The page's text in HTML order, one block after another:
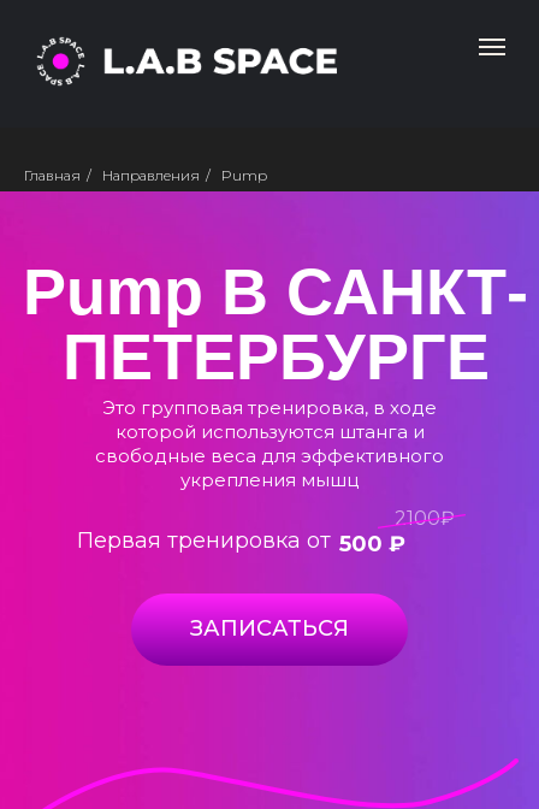
Главная / Направления / Pump
Это групповая тренировка, в ходе
которой используются штанга и
свободные веса для эффективного
укрепления мышц
Pump В САНКТ-
ПЕТЕРБУРГЕ
Первая тренировка от 500 ₽
2100₽
ЗАПИСАТЬСЯ